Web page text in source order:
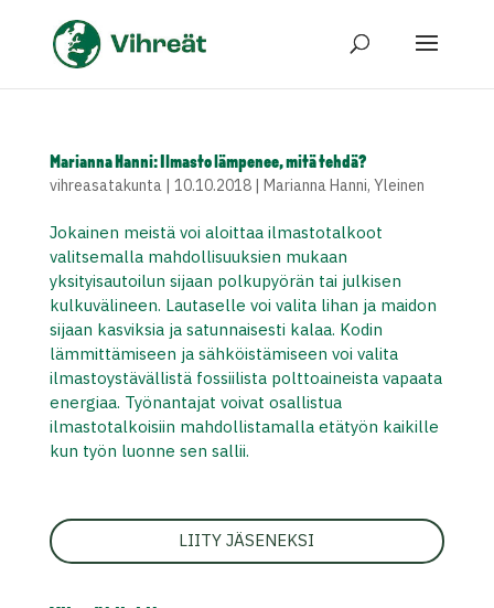
Marianna Hanni: Ilmasto lämpenee, mitä tehdä?
vihreasatakunta| 10.10.2018| Marianna Hanni, Yleinen
Jokainen meistä voi aloittaa ilmastotalkoot
valitsemalla mahdollisuuksien mukaan
yksityisautoilun sijaan polkupyörän tai julkisen
kulkuvälineen. Lautaselle voi valita lihan ja maidon
sijaan kasviksia ja satunnaisesti kalaa. Kodin
lämmittämiseen ja sähköistämiseen voi valita
ilmastoystävällistä fossiilista polttoaineista vapaata
energiaa. Työnantajat voivat osallistua
ilmastotalkoisiin mahdollistamalla etätyön kaikille
kun työn luonne sen sallii.
LIITY JÄSENEKSI